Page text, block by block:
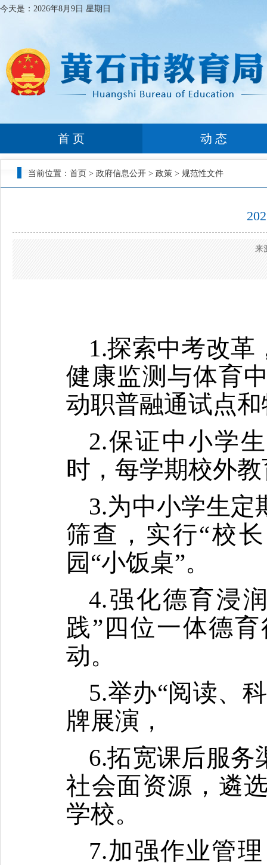
今天是： 2026年8月9日 星期日
首 页 动 态
当前位置： 首页 > 政府信息公开 > 政策 > 规范性文件
来
1.探索中考改革
健康监测与体育
动职普融通试点
2.保证中小学
时，每学期校外
3.为中小学生定
筛查，实行“校
园“小饭桌”。
4.强化德育浸
践”四位一体德
动。
5.举办“阅读、
牌展演，
6.拓宽课后服务
社会面资源，遴
学校。
7.加强作业管